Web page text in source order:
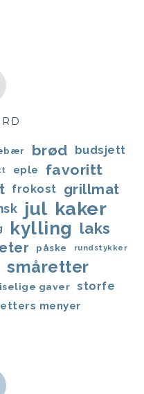
brød budsjett
eple favoritt
frokost grillmat
jul kaker
kylling laks
påske rundstykker
småretter
gaver storfe
menyer